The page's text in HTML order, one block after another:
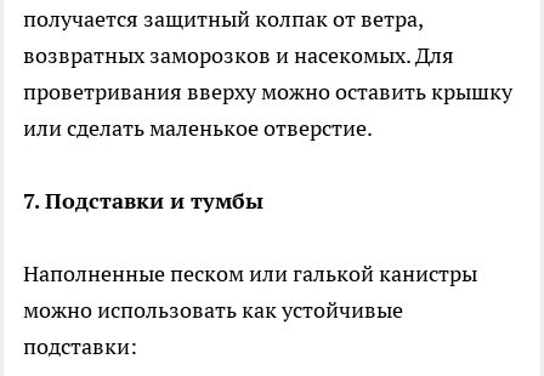
получается защитный колпак от ветра,
возвратных заморозков и насекомых. Для
проветривания вверху можно оставить крышку
или сделать маленькое отверстие.
7. Подставки и тумбы
Наполненные песком или галькой канистры
можно использовать как устойчивые
подставки: